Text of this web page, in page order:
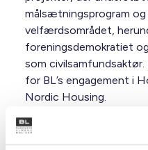
målsætningsprogram
velfærdsområdet,
foreningsdemokratiet
som civilsamfundsaktør.
for BL’s engagement i
Nordic Housing.